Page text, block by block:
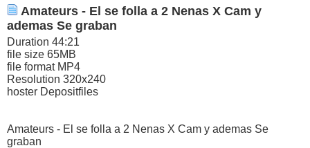
Amateurs - El se folla a 2 Nenas X Cam y
ademas Se graban
Duration 44:21
file size 65MB
file format MP4
Resolution 320x240
hoster Depositfiles
Amateurs - El se folla a 2 Nenas X Cam y ademas Se
graban